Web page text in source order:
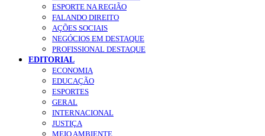
ESPORTE NA REGIÃO
FALANDO DIREITO
AÇÕES SOCIAIS
NEGÓCIOS EM DESTAQUE
PROFISSIONAL DESTAQUE
EDITORIAL
ECONOMIA
EDUCAÇÃO
ESPORTES
GERAL
INTERNACIONAL
JUSTIÇA
MEIO AMBIENTE